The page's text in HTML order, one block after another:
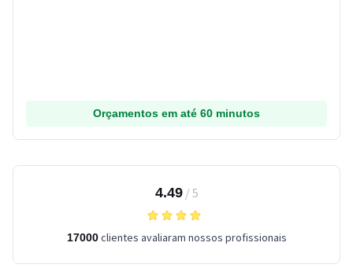
Orçamentos em até 60 minutos
4.49/ 5
17000clientes avaliaram nossos profissionais